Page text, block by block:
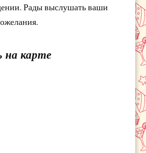
Рады выслушать ваши
карте